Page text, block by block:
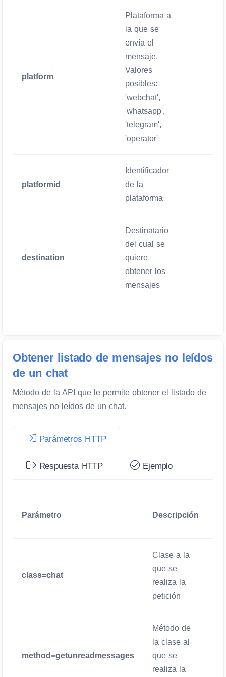
platform
Plataforma a
la que se
envía el
mensaje.
Valores
posibles:
'webchat',
'whatsapp',
'telegram',
'operator'
platformid
Identificador
de la
plataforma
destination
Destinatario
del cual se
quiere
obtener los
mensajes
Obtener listado de mensajes no leídos
de un chat
Método de la API que le permite obtener el listado de
mensajes no leídos de un chat.
Parámetros HTTP
Respuesta HTTP Ejemplo
Parámetro Descripción
class=chat
Clase a la
que se
realiza la
petición
method=getunreadmessages
Método de
la clase al
que se
realiza la